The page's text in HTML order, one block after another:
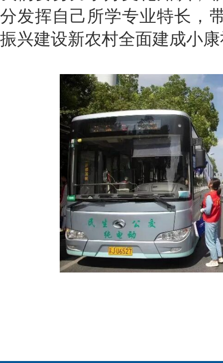
分发挥自己所学专业特长，
振兴建设新农村全面建成小